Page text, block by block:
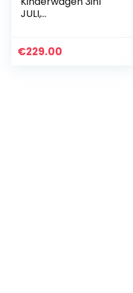
JULI,
Reissysteem, met
€229.00